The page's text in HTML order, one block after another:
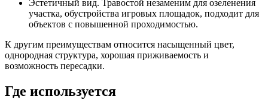
Эстетичный вид. Травостой незаменим для озеленения
участка, обустройства игровых площадок, подходит для
объектов с повышенной проходимостью.
К другим преимуществам относится насыщенный цвет,
однородная структура, хорошая приживаемость и
возможность пересадки.
Где используется